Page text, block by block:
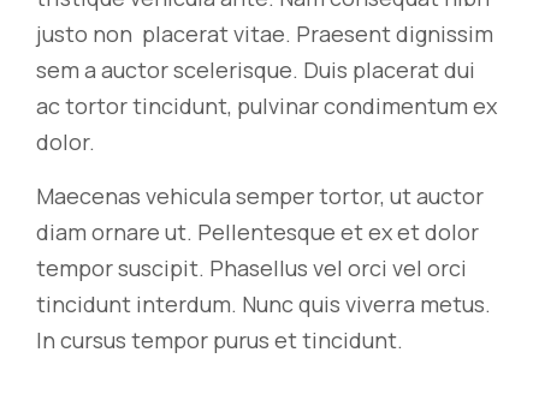
justo non placerat vitae. Praesent dignissim
sem a auctor scelerisque. Duis placerat dui
ac tortor tincidunt, pulvinar condimentum ex
dolor.
Maecenas vehicula semper tortor, ut auctor
diam ornare ut. Pellentesque et ex et dolor
tempor suscipit. Phasellus vel orci vel orci
tincidunt interdum. Nunc quis viverra metus.
In cursus tempor purus et tincidunt.